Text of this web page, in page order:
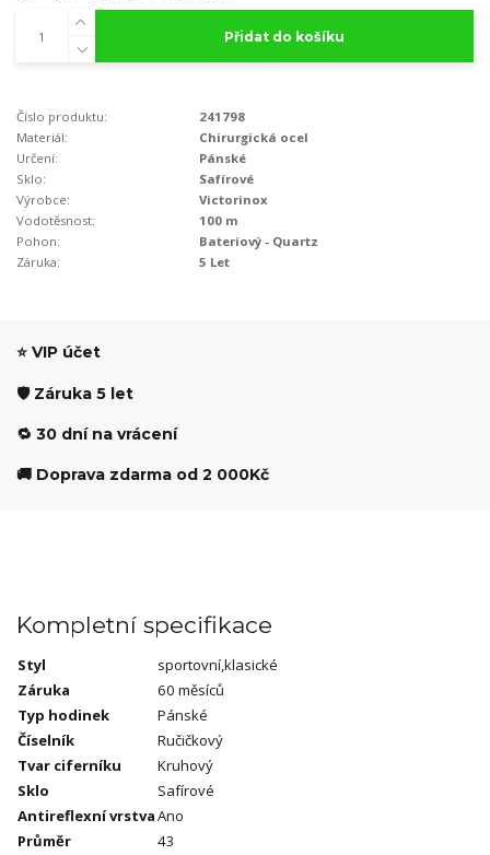
Přidat do košíku
Číslo produktu:
241798
Materiál:
Chirurgická ocel
Určení:
Pánské
Sklo:
Safírové
Výrobce:
Victorinox
Vodotěsnost:
100 m
Pohon:
Bateriový - Quartz
Záruka:
5 Let
⭐ VIP účet
🛡️ Záruka 5 let
🔁 30 dní na vrácení
🚚 Doprava zdarma od 2 000Kč
Kompletní specifikace
Styl
sportovní,klasické
Záruka
60 měsíců
Typ hodinek
Pánské
Číselník
Ručičkový
Tvar ciferníku
Kruhový
Sklo
Safírové
Antireflexní vrstvaAno
Průměr
43